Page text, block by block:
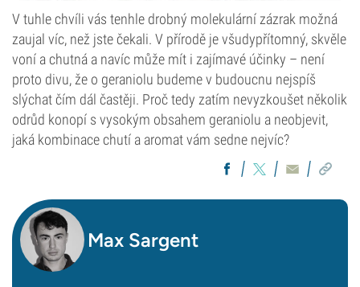
V tuhle chvíli vás tenhle drobný molekulární zázrak možná
zaujal víc, než jste čekali. V přírodě je všudypřítomný, skvěle
voní a chutná a navíc může mít i zajímavé účinky – není
proto divu, že o geraniolu budeme v budoucnu nejspíš
slýchat čím dál častěji. Proč tedy zatím nevyzkoušet několik
odrůd konopí s vysokým obsahem geraniolu a neobjevit,
jaká kombinace chutí a aromat vám sedne nejvíc?
Max Sargent